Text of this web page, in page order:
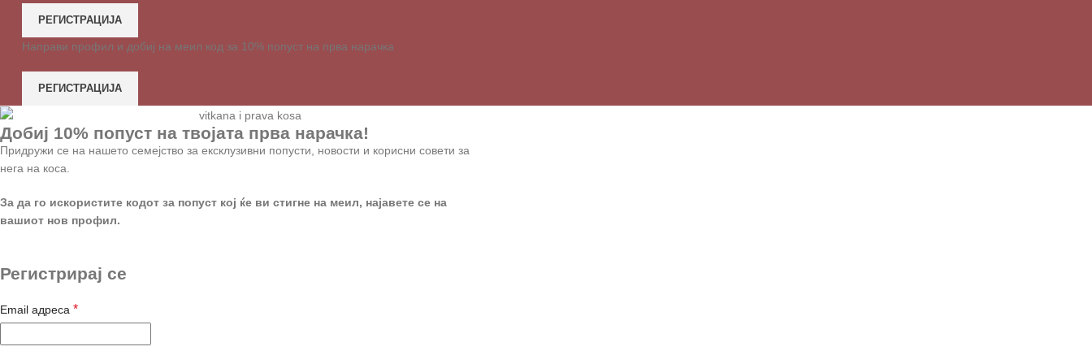
РЕГИСТРАЦИЈА
Направи профил и добиј на меил код за 10% попуст на прва нарачка
РЕГИСТРАЦИЈА
Добиј 10% попуст на твојата прва нарачка!
Придружи се на нашето семејство за ексклузивни попусти, новости и корисни совети за
нега на коса.
За да го искористите кодот за попуст кој ќе ви стигне на меил, најавете се на
вашиот нов профил.
Регистрирај се
Email адреса *